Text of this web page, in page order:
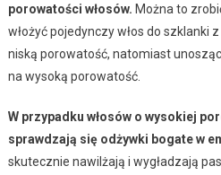
porowatości włosów. Można to
włożyć pojedynczy włos do szklanki
niską porowatość, natomiast
na wysoką porowatość.
W przypadku włosów o wysokiej
sprawdzają się odżywki bogate w
skutecznie nawilżają i wygładzają